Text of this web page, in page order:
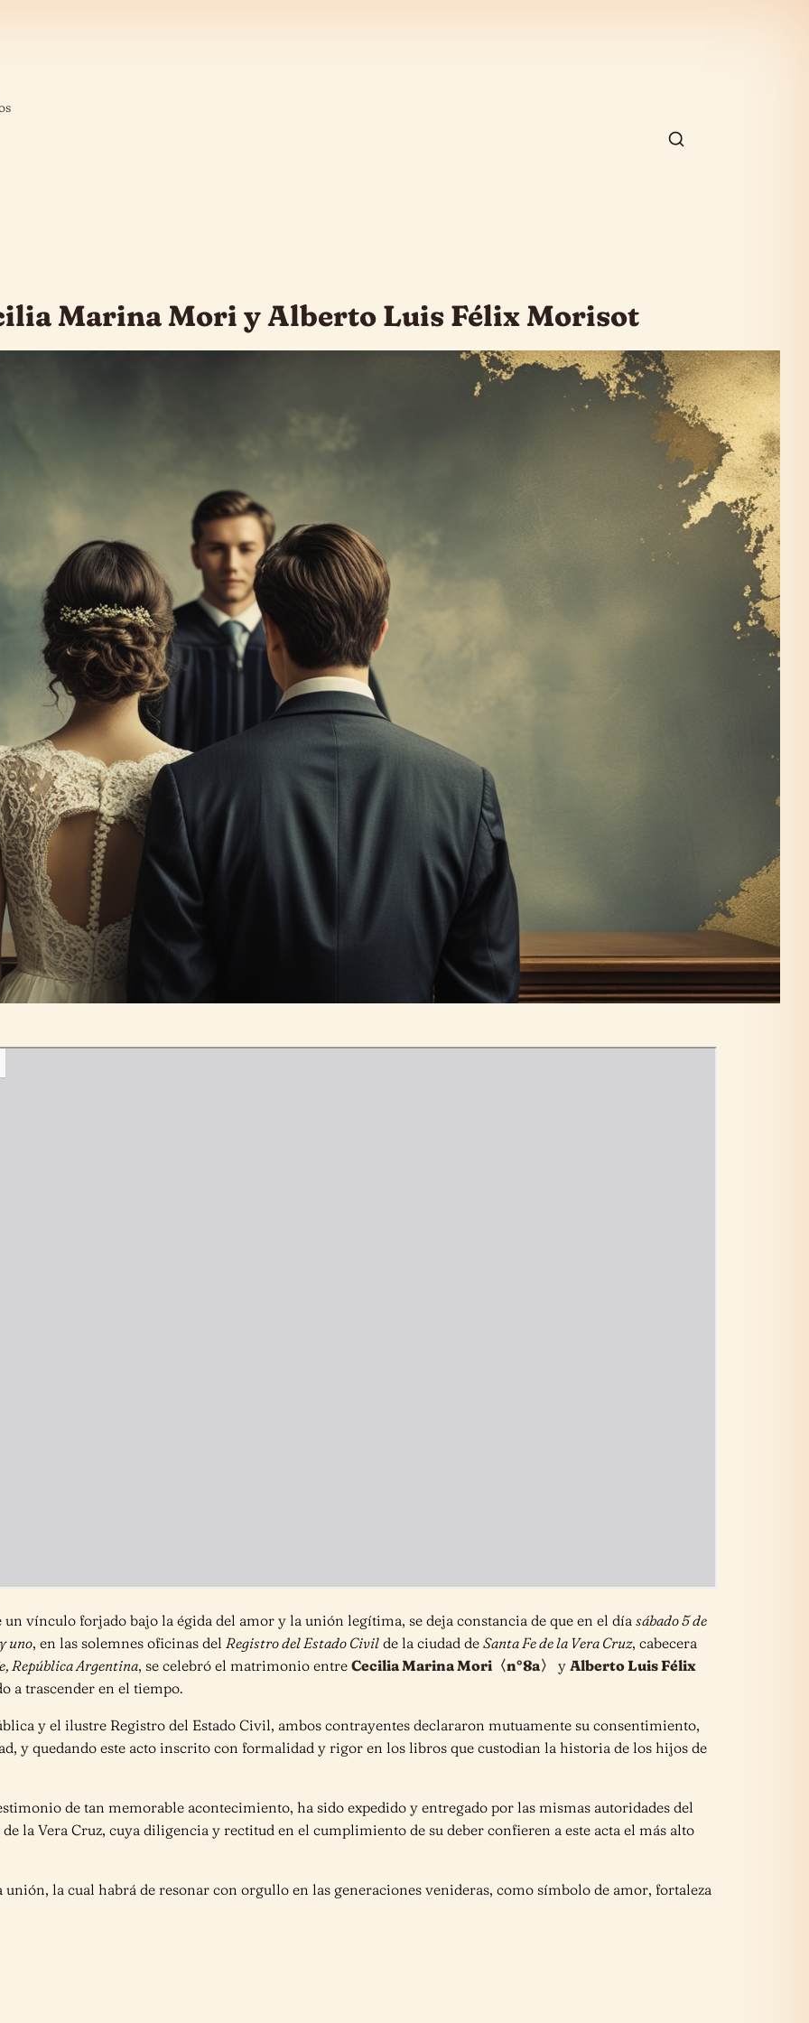
Marina Mori y Alberto Luis Félix Morisot
vínculo forjado bajo la égida del amor y la unión legítima, se deja constancia de que en el día sábado 5 de
uno, en las solemnes oficinas del Registro del Estado Civil de la ciudad de Santa Fe de la Vera Cruz, cabecera
República Argentina, se celebró el matrimonio entre Cecilia Marina Mori〈n°8a〉 y Alberto Luis Félix
a trascender en el tiempo.
y el ilustre Registro del Estado Civil, ambos contrayentes declararon mutuamente su consentimiento,
y quedando este acto inscrito con formalidad y rigor en los libros que custodian la historia de los hijos de
de tan memorable acontecimiento, ha sido expedido y entregado por las mismas autoridades del
de la Vera Cruz, cuya diligencia y rectitud en el cumplimiento de su deber confieren a este acta el más alto
unión, la cual habrá de resonar con orgullo en las generaciones venideras, como símbolo de amor, fortaleza